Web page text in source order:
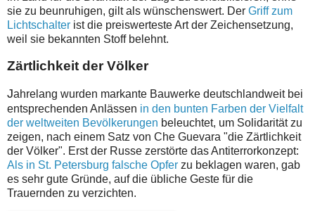
sie zu beunruhigen, gilt als wünschenswert. Der Griff zum
Lichtschalter ist die preiswerteste Art der Zeichensetzung,
weil sie bekannten Stoff belehnt.
Zärtlichkeit der Völker
Jahrelang wurden markante Bauwerke deutschlandweit bei
entsprechenden Anlässen in den bunten Farben der Vielfalt
der weltweiten Bevölkerungen beleuchtet, um Solidarität zu
zeigen, nach einem Satz von Che Guevara "die Zärtlichkeit
der Völker". Erst der Russe zerstörte das Antiterrorkonzept:
Als in St. Petersburg falsche Opfer zu beklagen waren, gab
es sehr gute Gründe, auf die übliche Geste für die
Trauernden zu verzichten.